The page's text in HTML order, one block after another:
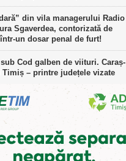
din vila managerului Radio
Sgaverdea, contorizată de
un dosar penal de furt!
Cod galben de viituri. Caraș-
Timiș – printre județele vizate